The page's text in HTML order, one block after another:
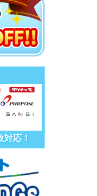
対応！